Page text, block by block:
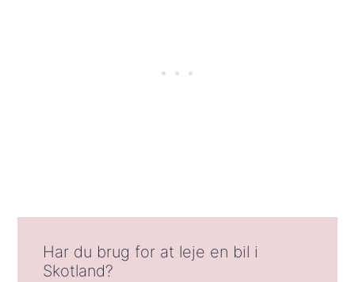
Har du brug for at leje en bil i
Skotland?